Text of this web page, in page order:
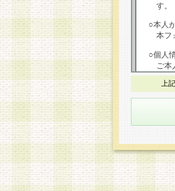
す。
○本人
本フ
○個人
ご
は第
個
す
本人
知
（以
開
上